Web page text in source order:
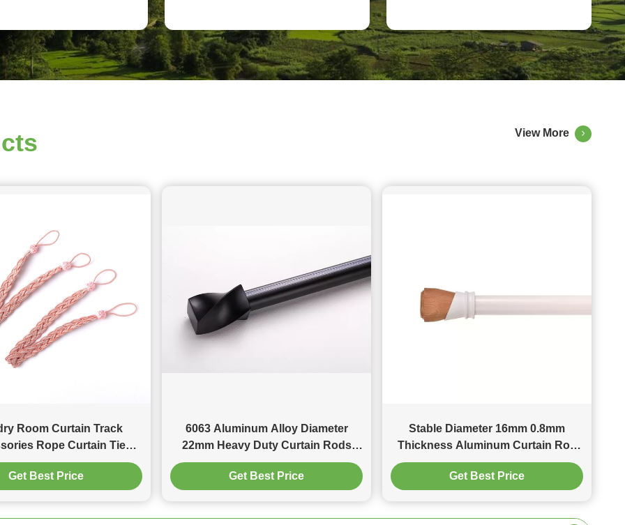
View More
Room Curtain Track
Rope Curtain Tie
Backs
Get Best Price
6063 Aluminum Alloy Diameter
22mm Heavy Duty Curtain Rods
black color
Get Best Price
Stable Diameter 16mm 0.8mm
Thickness Aluminum Curtain Rod
Straight
Get Best Price